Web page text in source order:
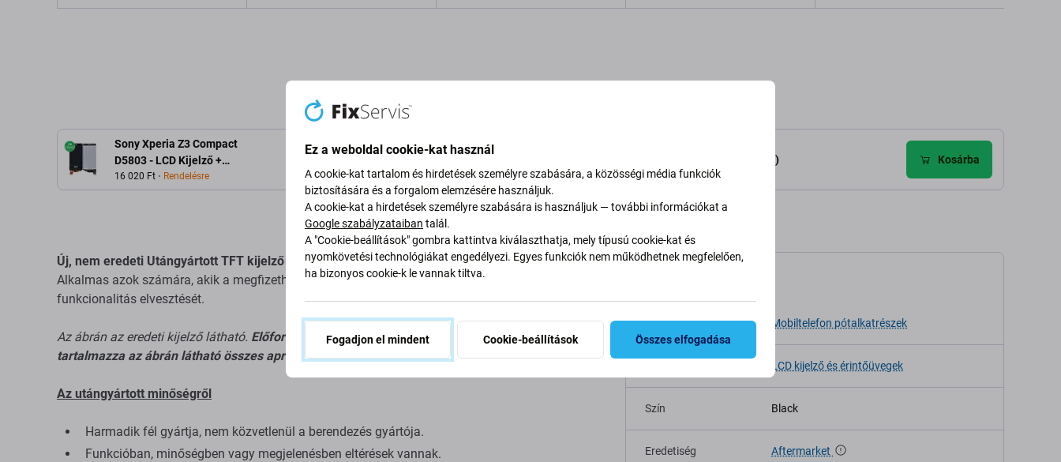
Sony Xperia Z3 Compact
D5803 - LCD Kijelző +
Érintőüveg (Black) TFT
16 020 Ft Rendelésre
Vélemények (2) Kosárba
Új, nem eredeti Utángyártott TFT kijelző érintőüveggel, keret nélkül.
Alkalmas azok számára, akik a megfizethető megoldást részesítik előnyben, és hajlandók elfogadni a
funkcionalitás elvesztését.
Az ábrán az eredeti kijelző látható. Előfordulhat, hogy a nem eredeti utángyártott TFT-kijelző nem
tartalmazza az ábrán látható összes apró alkatrészt.
Az utángyártott minőségről
Harmadik fél gyártja, nem közvetlenül a berendezés gyártója.
Funkcióban, minőségben vagy megjelenésben eltérések vannak.
Eszköz típusa Mobiltelefon pótalkatrészek
LCD kijelző és érintőüvegek
Szín Black
Eredetiség Aftermarket
Ez a weboldal cookie-kat használ
A cookie-kat tartalom és hirdetések személyre szabására, a közösségi média funkciók
biztosítására és a forgalom elemzésére használjuk.
A cookie-kat a hirdetések személyre szabására is használjuk — további információkat a
Google szabályzataiban talál.
A "Cookie-beállítások" gombra kattintva kiválaszthatja, mely típusú cookie-kat és
nyomkövetési technológiákat engedélyezi. Egyes funkciók nem működhetnek megfelelően,
ha bizonyos cookie-k le vannak tiltva.
Fogadjon el mindent Cookie-beállítások Összes elfogadása